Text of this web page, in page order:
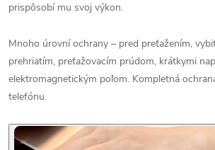
prispôsobí mu svoj výkon.
Mnoho úrovní ochrany – pred preťažením,
prehriatím, preťažovacím prúdom, krátkymi
elektromagnetickým poľom. Kompletná
telefónu.